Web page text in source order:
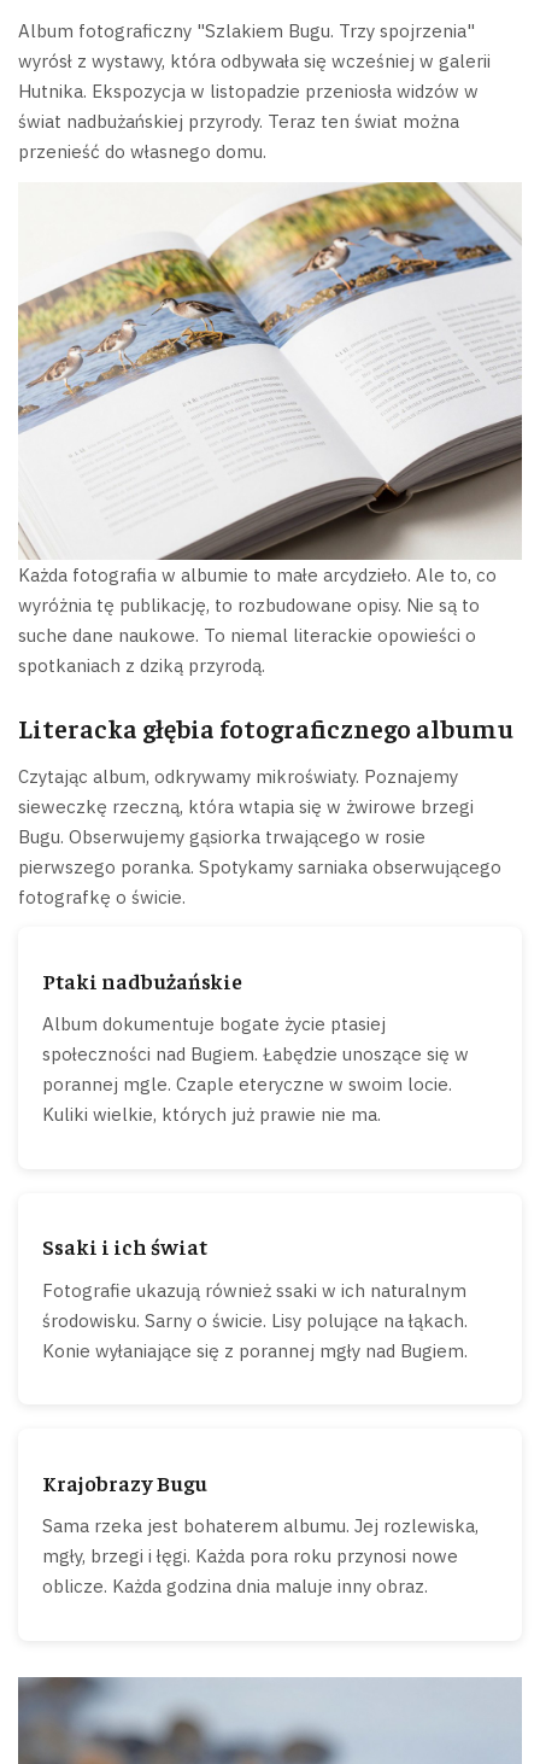
Album fotograficzny "Szlakiem Bugu. Trzy spojrzenia"
wyrósł z wystawy, która odbywała się wcześniej w galerii
Hutnika. Ekspozycja w listopadzie przeniosła widzów w
świat nadbużańskiej przyrody. Teraz ten świat można
przenieść do własnego domu.
Każda fotografia w albumie to małe arcydzieło. Ale to, co
wyróżnia tę publikację, to rozbudowane opisy. Nie są to
suche dane naukowe. To niemal literackie opowieści o
spotkaniach z dziką przyrodą.
Literacka głębia fotograficznego albumu
Czytając album, odkrywamy mikroświaty. Poznajemy
sieweczkę rzeczną, która wtapia się w żwirowe brzegi
Bugu. Obserwujemy gąsiorka trwającego w rosie
pierwszego poranka. Spotykamy sarniaka obserwującego
fotografkę o świcie.
Ptaki nadbużańskie
Album dokumentuje bogate życie ptasiej
społeczności nad Bugiem. Łabędzie unoszące się w
porannej mgle. Czaple eteryczne w swoim locie.
Kuliki wielkie, których już prawie nie ma.
Ssaki i ich świat
Fotografie ukazują również ssaki w ich naturalnym
środowisku. Sarny o świcie. Lisy polujące na łąkach.
Konie wyłaniające się z porannej mgły nad Bugiem.
Krajobrazy Bugu
Sama rzeka jest bohaterem albumu. Jej rozlewiska,
mgły, brzegi i łęgi. Każda pora roku przynosi nowe
oblicze. Każda godzina dnia maluje inny obraz.